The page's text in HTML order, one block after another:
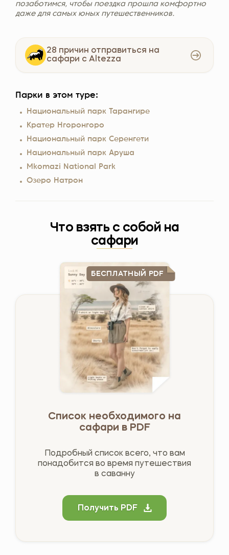
позаботимся, чтобы поездка прошла комфортно
даже для самых юных путешественников.
28 причин отправиться на
сафари с Altezza
Парки в этом туре:
Национальный парк Тарангире
Кратер Нгоронгоро
Национальный парк Серенгети
Национальный парк Аруша
Mkomazi National Park
Озеро Натрон
Что взять с собой на
сафари
БЕСПЛАТНЫЙ PDF
Список необходимого на
сафари в PDF
Подробный список всего, что вам
понадобится во время путешествия
в саванну
Получить PDF